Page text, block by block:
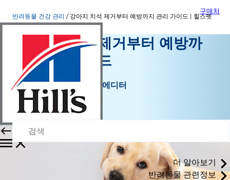
구매처
더 알아보기
반려동물 관련정보
반려동물 건강 관리 강아지 치석 제거부터 예방까지 관리 가이드 | 힐스펫
강아지 치석 제거부터 예방까
지 관리 가이드
반려동물 건강 관리
효니 | 반려동물 콘텐츠 에디터
2026년 6월 22일